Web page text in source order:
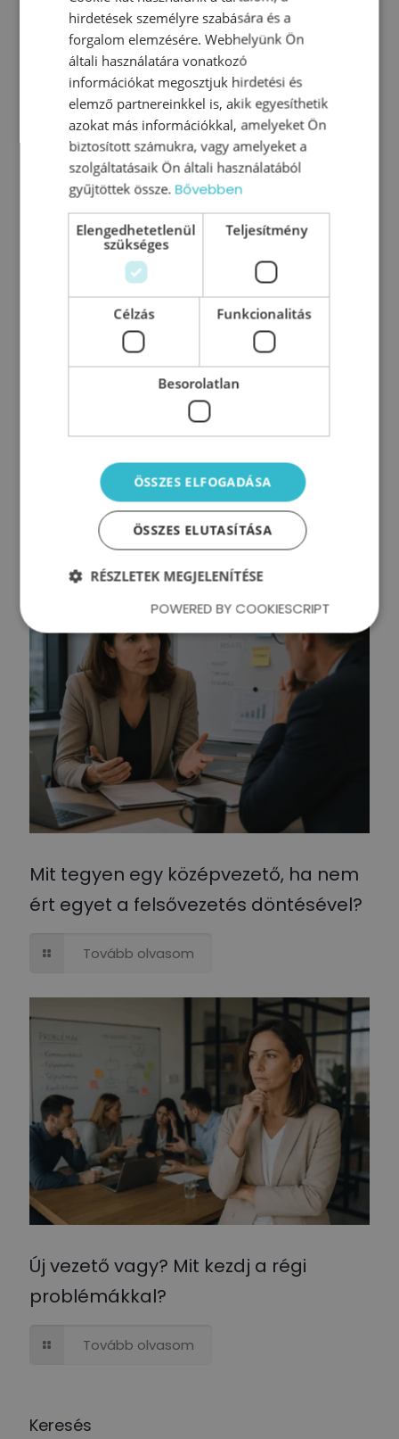
VEZETŐI AKADÉMIÁT
Kapcsolódó cikkeink
Mit tehetsz középvezetőként, ha a
végrehajtást?
Tovább olvasom
Mit tegyen egy középvezető, ha nem
ért egyet a felsővezetés döntésével?
Tovább olvasom
Új vezető vagy? Mit kezdj a régi
problémákkal?
Tovább olvasom
Keresés
hirdetések személyre szabására és a
forgalom elemzésére. Webhelyünk Ön
általi használatára vonatkozó
információkat megosztjuk hirdetési és
elemző partnereinkkel is, akik egyesíthetik
azokat más információkkal, amelyeket Ön
biztosított számukra, vagy amelyeket a
szolgáltatásaik Ön általi használatából
gyűjtöttek össze.Bővebben
Elengedhetetlenül
szükséges
Teljesítmény
Célzás Funkcionalitás
Besorolatlan
ÖSSZES ELFOGADÁSA
ÖSSZES ELUTASÍTÁSA
RÉSZLETEK MEGJELENÍTÉSE
POWERED BY COOKIESCRIPT